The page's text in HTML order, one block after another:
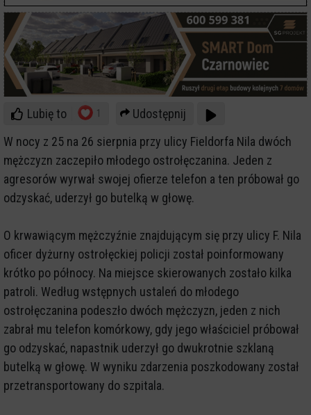
Lubię to 1
Udostępnij
W nocy z 25 na 26 sierpnia przy ulicy Fieldorfa Nila dwóch
mężczyzn zaczepiło młodego ostrołęczanina. Jeden z
agresorów wyrwał swojej ofierze telefon a ten próbował go
odzyskać, uderzył go butelką w głowę.
O krwawiącym mężczyźnie znajdującym się przy ulicy F. Nila
oficer dyżurny ostrołęckiej policji został poinformowany
krótko po północy. Na miejsce skierowanych zostało kilka
patroli. Według wstępnych ustaleń do młodego
ostrołęczanina podeszło dwóch mężczyzn, jeden z nich
zabrał mu telefon komórkowy, gdy jego właściciel próbował
go odzyskać, napastnik uderzył go dwukrotnie szklaną
butelką w głowę. W wyniku zdarzenia poszkodowany został
przetransportowany do szpitala.